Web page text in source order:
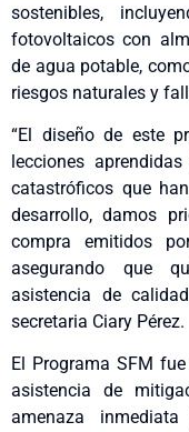
sostenibles,
fotovoltaicos con
de agua potable,
riesgos naturales y
“El diseño de este
lecciones
catastróficos que
desarrollo, damos
compra emitidos
asegurando que
asistencia de
secretaria Ciary Pérez.
El Programa SFM
asistencia de
amenaza